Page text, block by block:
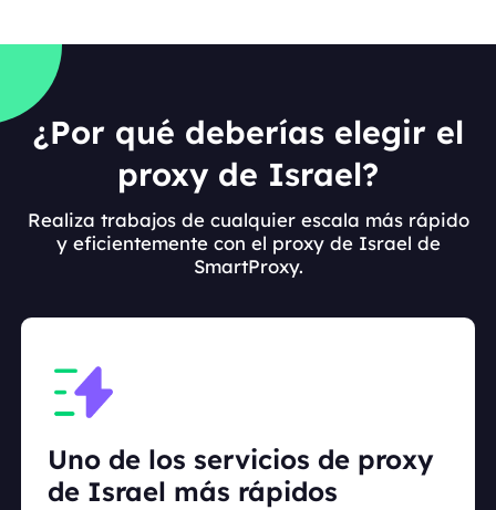
¿Por qué deberías elegir el
proxy de Israel?
Realiza trabajos de cualquier escala más rápido
y eficientemente con el proxy de Israel de
SmartProxy.
Uno de los servicios de proxy
de Israel más rápidos